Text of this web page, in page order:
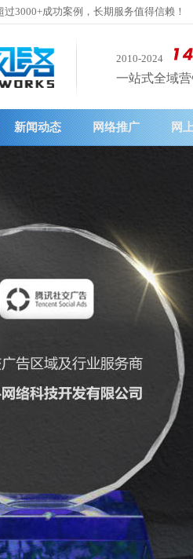
3000+成功案例，长期服务值得信赖！
2010-2024
一站式全域营
新闻动态 网络推广 网